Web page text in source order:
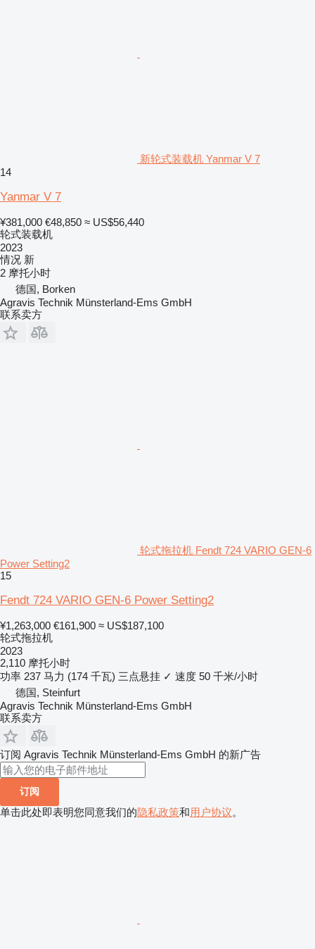
新轮式装载机 Yanmar V 7
14
Yanmar V 7
¥381,000 €48,850 ≈ US$56,440
轮式装载机
2023
情况 新
2 摩托小时
德国, Borken
Agravis Technik Münsterland-Ems GmbH
联系卖方
轮式拖拉机 Fendt 724 VARIO GEN-6
Power Setting2
15
Fendt 724 VARIO GEN-6 Power Setting2
¥1,263,000 €161,900 ≈ US$187,100
轮式拖拉机
2023
2,110 摩托小时
功率 237 马力 (174 千瓦) 三点悬挂 ✓ 速度 50 千米/小时
德国, Steinfurt
Agravis Technik Münsterland-Ems GmbH
联系卖方
订阅 Agravis Technik Münsterland-Ems GmbH 的新广告
订阅
单击此处即表明您同意我们的隐私政策和用户协议。